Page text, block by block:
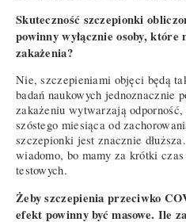
Skuteczność szczepionki
powinny wyłącznie osoby, które
zakażenia?
Nie, szczepieniami objęci będą
badań naukowych jednoznacznie
zakażeniu wytwarzają
szóstego miesiąca od
szczepionki jest znacznie
wiadomo, bo mamy za krótki
testowych.
Żeby szczepienia przeciwko
efekt powinny być masowe. Ile